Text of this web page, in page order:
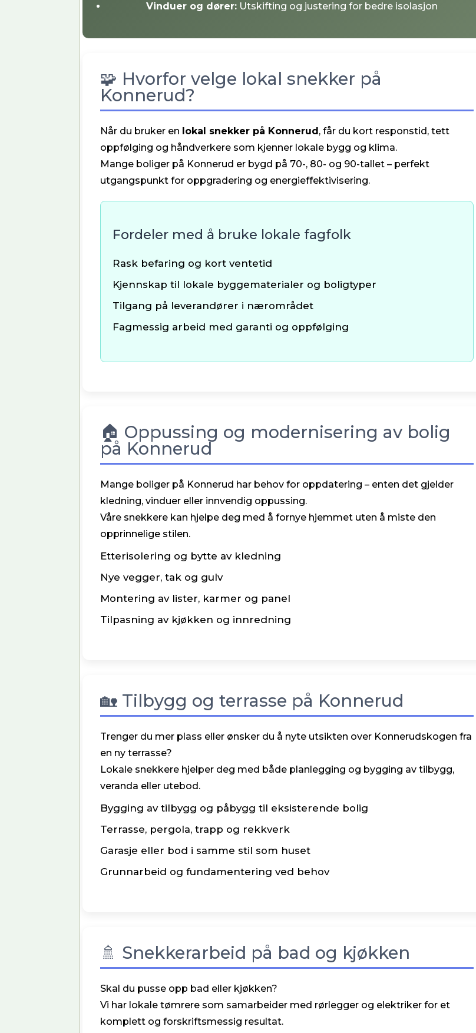
Vinduer og dører:Utskifting og justering for bedre isolasjon
🧩 Hvorfor velge lokal snekker på
Konnerud?
Når du bruker en lokal snekker på Konnerud, får du kort responstid, tett
oppfølging og håndverkere som kjenner lokale bygg og klima.
Mange boliger på Konnerud er bygd på 70-, 80- og 90-tallet – perfekt
utgangspunkt for oppgradering og energieffektivisering.
Fordeler med å bruke lokale fagfolk
Rask befaring og kort ventetid
Kjennskap til lokale byggematerialer og boligtyper
Tilgang på leverandører i nærområdet
Fagmessig arbeid med garanti og oppfølging
🏠 Oppussing og modernisering av bolig
på Konnerud
Mange boliger på Konnerud har behov for oppdatering – enten det gjelder
kledning, vinduer eller innvendig oppussing.
Våre snekkere kan hjelpe deg med å fornye hjemmet uten å miste den
opprinnelige stilen.
Etterisolering og bytte av kledning
Nye vegger, tak og gulv
Montering av lister, karmer og panel
Tilpasning av kjøkken og innredning
🏡 Tilbygg og terrasse på Konnerud
Trenger du mer plass eller ønsker du å nyte utsikten over Konnerudskogen fra
en ny terrasse?
Lokale snekkere hjelper deg med både planlegging og bygging av tilbygg,
veranda eller utebod.
Bygging av tilbygg og påbygg til eksisterende bolig
Terrasse, pergola, trapp og rekkverk
Garasje eller bod i samme stil som huset
Grunnarbeid og fundamentering ved behov
🚿 Snekkerarbeid på bad og kjøkken
Skal du pusse opp bad eller kjøkken?
Vi har lokale tømrere som samarbeider med rørlegger og elektriker for et
komplett og forskriftsmessig resultat.